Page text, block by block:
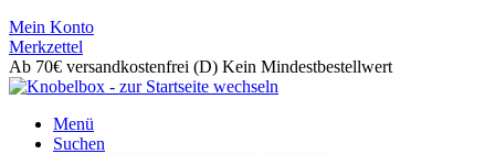
Mein Konto
Merkzettel
Ab 70€ versandkostenfrei (D) Kein Mindestbestellwert
Menü
Suchen